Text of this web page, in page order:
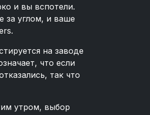
и вы вспотели.
за углом, и ваше
на заводе
что если
так что
утром, выбор